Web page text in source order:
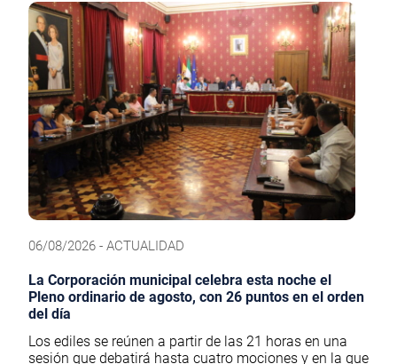
06/08/2026 - ACTUALIDAD
La Corporación municipal celebra esta noche el
Pleno ordinario de agosto, con 26 puntos en el orden
del día
Los ediles se reúnen a partir de las 21 horas en una
sesión que debatirá hasta cuatro mociones y en la que